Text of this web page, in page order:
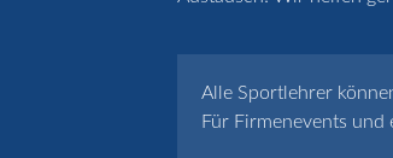
Alle Sportlehrer
Für Firmenevents und